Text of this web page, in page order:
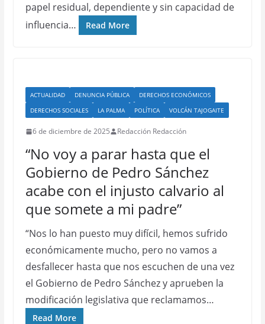
papel residual, dependiente y sin capacidad de
influencia…
Read More
ACTUALIDAD DENUNCIA PÚBLICA
DERECHOS ECONÓMICOS
DERECHOS SOCIALES
LA PALMA POLÍTICA VOLCÁN TAJOGAITE
6 de diciembre de 2025 Redacción Redacción
“No voy a parar hasta que el
Gobierno de Pedro Sánchez
acabe con el injusto calvario al
que somete a mi padre”
“Nos lo han puesto muy difícil, hemos sufrido
económicamente mucho, pero no vamos a
desfallecer hasta que nos escuchen de una vez
el Gobierno de Pedro Sánchez y aprueben la
modificación legislativa que reclamamos…
Read More